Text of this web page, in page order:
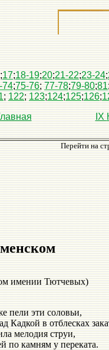
;17;18-19;20;21-22;23-24;
74;75-76; 77-78;79-80;81
; 122;123;124;125;126;
IX
Перейти на
имении Тютчевых)
пели эти соловьи,
Кадкой в отблесках
мелодия струи,
по камням у переката.